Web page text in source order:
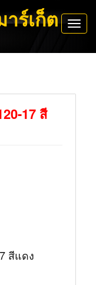
ร์เก็ต
17 สี
สีแดง